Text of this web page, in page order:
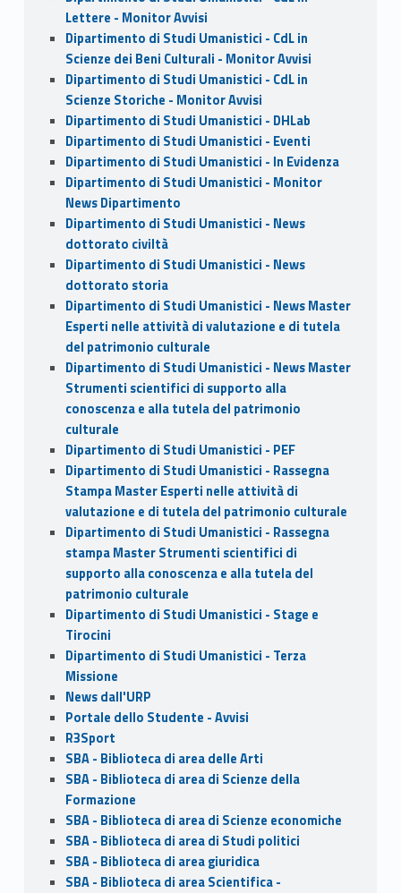
Lettere - Monitor Avvisi
Dipartimento di Studi Umanistici - CdL in
Scienze dei Beni Culturali - Monitor Avvisi
Dipartimento di Studi Umanistici - CdL in
Scienze Storiche - Monitor Avvisi
Dipartimento di Studi Umanistici - DHLab
Dipartimento di Studi Umanistici - Eventi
Dipartimento di Studi Umanistici - In Evidenza
Dipartimento di Studi Umanistici - Monitor
News Dipartimento
Dipartimento di Studi Umanistici - News
dottorato civiltà
Dipartimento di Studi Umanistici - News
dottorato storia
Dipartimento di Studi Umanistici - News Master
Esperti nelle attività di valutazione e di tutela
del patrimonio culturale
Dipartimento di Studi Umanistici - News Master
Strumenti scientifici di supporto alla
conoscenza e alla tutela del patrimonio
culturale
Dipartimento di Studi Umanistici - PEF
Dipartimento di Studi Umanistici - Rassegna
Stampa Master Esperti nelle attività di
valutazione e di tutela del patrimonio culturale
Dipartimento di Studi Umanistici - Rassegna
stampa Master Strumenti scientifici di
supporto alla conoscenza e alla tutela del
patrimonio culturale
Dipartimento di Studi Umanistici - Stage e
Tirocini
Dipartimento di Studi Umanistici - Terza
Missione
News dall'URP
Portale dello Studente - Avvisi
R3Sport
SBA - Biblioteca di area delle Arti
SBA - Biblioteca di area di Scienze della
Formazione
SBA - Biblioteca di area di Scienze economiche
SBA - Biblioteca di area di Studi politici
SBA - Biblioteca di area giuridica
SBA - Biblioteca di area Scientifica -